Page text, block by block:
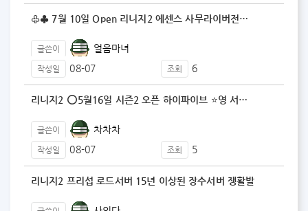
♧♣ 7월 10일 Open 리니지2 에센스 사무라이버전…
글쓴이 얼음마녀
작성일 08-07 조회 6
리니지2 ⭕5월16일 시즌2 오픈 하이파이브 ⭐️영 서…
글쓴이 차차차
작성일 08-07 조회 5
리니지2 프리섭 로드서버 15년 이상된 장수서버 쟁활발